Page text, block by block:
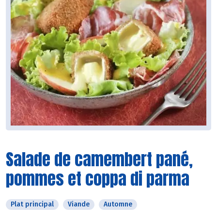
Salade de camembert pané,
pommes et coppa di parma
Plat principal Viande Automne